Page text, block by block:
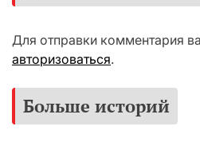
Для отправки комментария
авторизоваться.
Больше историй